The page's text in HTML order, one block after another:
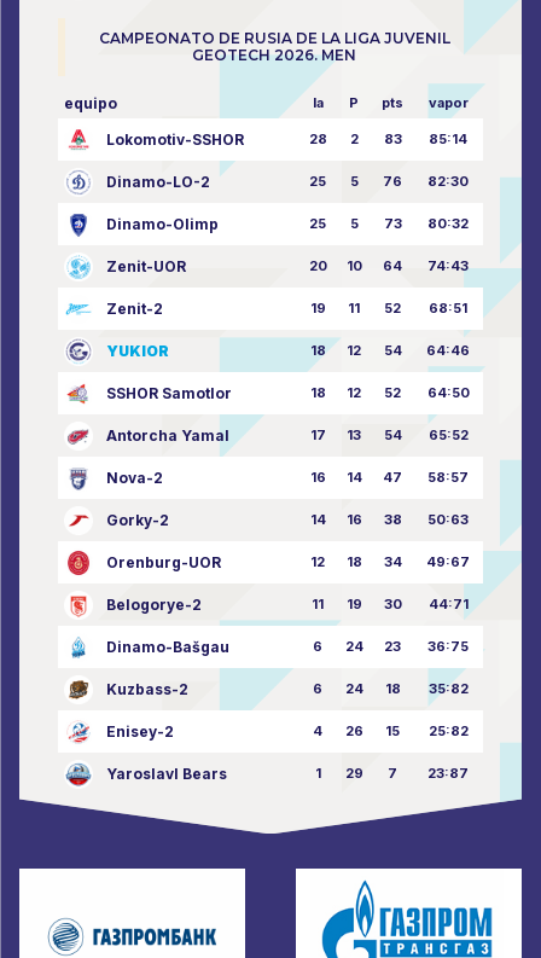
CAMPEONATO DE RUSIA DE LA LIGA JUVENIL
GEOTECH 2026. MEN
equipo la P pts vapor
Lokomotiv-SSHOR 28 2 83 85:14
Dinamo-LO-2 25 5 76 82:30
Dinamo-Olimp 25 5 73 80:32
Zenit-UOR 20 10 64 74:43
Zenit-2 19 11 52 68:51
YUKIOR 18 12 54 64:46
SSHOR Samotlor 18 12 52 64:50
Antorcha Yamal 17 13 54 65:52
Nova-2 16 14 47 58:57
Gorky-2 14 16 38 50:63
Orenburg-UOR 12 18 34 49:67
Belogorye-2 11 19 30 44:71
Dinamo-Bašgau 6 24 23 36:75
Kuzbass-2 6 24 18 35:82
Enisey-2 4 26 15 25:82
Yaroslavl Bears 1 29 7 23:87